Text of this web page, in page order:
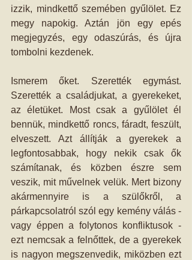
izzik, mindkettő szemében gyűlölet. Ez
megy napokig. Aztán jön egy epés
megjegyzés, egy odaszúrás, és újra
tombolni kezdenek.
Ismerem őket. Szerették egymást.
Szerették a családjukat, a gyerekeket,
az életüket. Most csak a gyűlölet él
bennük, mindkettő roncs, fáradt, feszült,
elveszett. Azt állítják a gyerekek a
legfontosabbak, hogy nekik csak ők
számítanak, és közben észre sem
veszik, mit művelnek velük. Mert bizony
akármennyire is a szülőkről, a
párkapcsolatról szól egy kemény válás -
vagy éppen a folytonos konfliktusok -
ezt nemcsak a felnőttek, de a gyerekek
is nagyon megszenvedik, miközben ezt